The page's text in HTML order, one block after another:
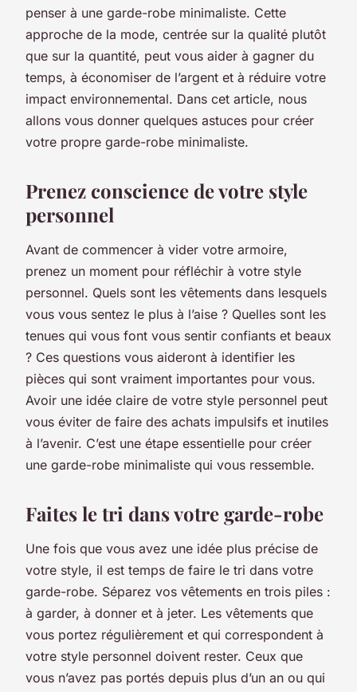
penser à une garde-robe minimaliste. Cette
approche de la mode, centrée sur la qualité plutôt
que sur la quantité, peut vous aider à gagner du
temps, à économiser de l’argent et à réduire votre
impact environnemental. Dans cet article, nous
allons vous donner quelques astuces pour créer
votre propre garde-robe minimaliste.
Prenez conscience de votre style
personnel
Avant de commencer à vider votre armoire,
prenez un moment pour réfléchir à votre style
personnel. Quels sont les vêtements dans lesquels
vous vous sentez le plus à l’aise ? Quelles sont les
tenues qui vous font vous sentir confiants et beaux
? Ces questions vous aideront à identifier les
pièces qui sont vraiment importantes pour vous.
Avoir une idée claire de votre style personnel peut
vous éviter de faire des achats impulsifs et inutiles
à l’avenir. C’est une étape essentielle pour créer
une garde-robe minimaliste qui vous ressemble.
Faites le tri dans votre garde-robe
Une fois que vous avez une idée plus précise de
votre style, il est temps de faire le tri dans votre
garde-robe. Séparez vos vêtements en trois piles :
à garder, à donner et à jeter. Les vêtements que
vous portez régulièrement et qui correspondent à
votre style personnel doivent rester. Ceux que
vous n’avez pas portés depuis plus d’un an ou qui